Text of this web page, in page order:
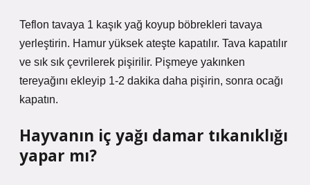
Teflon tavaya 1 kaşık yağ koyup böbrekleri tavaya
yerleştirin. Hamur yüksek ateşte kapatılır. Tava kapatılır
ve sık sık çevrilerek pişirilir. Pişmeye yakınken
tereyağını ekleyip 1-2 dakika daha pişirin, sonra ocağı
kapatın.
Hayvanın iç yağı damar tıkanıklığı
yapar mı?